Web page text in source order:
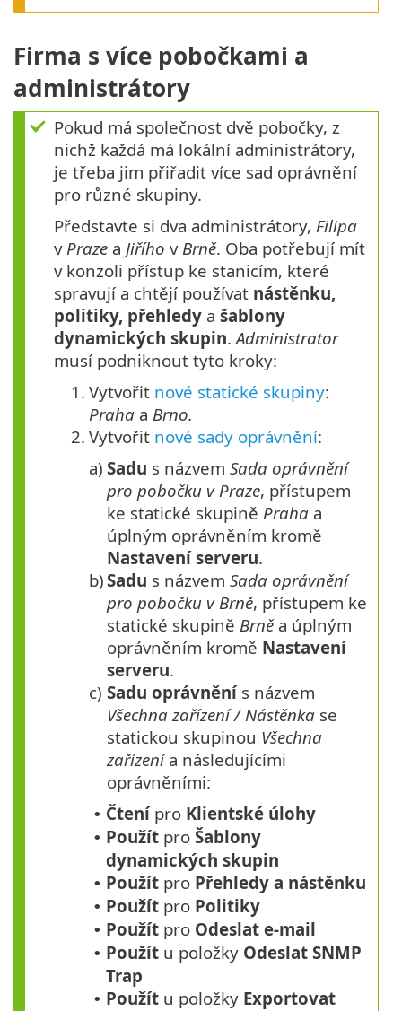
Firma s více pobočkami a
administrátory
Pokud má společnost dvě pobočky, z
nichž každá má lokální administrátory,
je třeba jim přiřadit více sad oprávnění
pro různé skupiny.
Představte si dva administrátory, Filipa
vPraze a Jiřího vBrně. Oba potřebují mít
v konzoli přístup ke stanicím, které
spravují a chtějí používat nástěnku,
politiky, přehledy a šablony
dynamických skupin.Administrator
musí podniknout tyto kroky:
1. Vytvořit nové statické skupiny:
Praha a Brno.
2. Vytvořit nové sady oprávnění:
a) Sadu s názvem Sada oprávnění
pro pobočku v Praze, přístupem
ke statické skupině Praha a
úplným oprávněním kromě
Nastavení serveru.
b)Sadu s názvem Sada oprávnění
pro pobočku v Brně, přístupem ke
statické skupině Brněa úplným
oprávněním kromě Nastavení
serveru.
c) Sadu oprávněnís názvem
Všechna zařízení / Nástěnka se
statickou skupinou Všechna
zařízenía následujícími
oprávněními:
• Čtenípro Klientské úlohy
• Použít pro Šablony
dynamických skupin
• Použít pro Přehledy a nástěnku
• Použít pro Politiky
• Použít pro Odeslat e-mail
• Použít u položky Odeslat SNMP
Trap
• Použít u položky Exportovat